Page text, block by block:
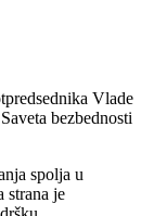
Vlade
bezbednosti
spolja u
strana je